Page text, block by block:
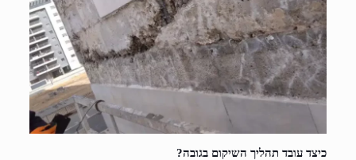
כיצד עובד תהליך השיקום בגובה?